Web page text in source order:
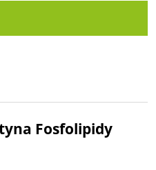
płatności
Fosfolipidy